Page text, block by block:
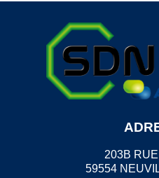
203B
59554